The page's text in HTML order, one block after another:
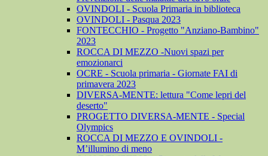
OVINDOLI - Scuola Primaria in biblioteca
OVINDOLI - Pasqua 2023
FONTECCHIO - Progetto "Anziano-Bambino"
2023
ROCCA DI MEZZO -Nuovi spazi per
emozionarci
OCRE - Scuola primaria - Giornate FAI di
primavera 2023
DIVERSA-MENTE: lettura "Come lepri del
deserto"
PROGETTO DIVERSA-MENTE - Special
Olympics
ROCCA DI MEZZO E OVINDOLI -
M’illumino di meno